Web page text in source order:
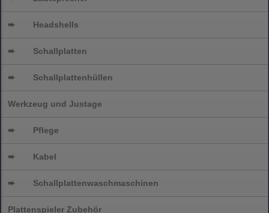
➨ Headshells
➨ Schallplatten
➨ Schallplattenhüllen
Werkzeug und Justage
➨ Pflege
➨ Kabel
➨ Schallplattenwaschmaschinen
Plattenspieler Zubehör